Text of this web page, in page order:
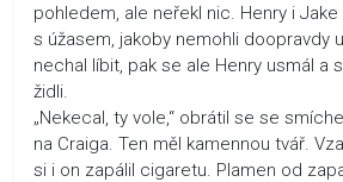
pohledem, ale neřekl nic. Henry i
s úžasem, jakoby nemohli doopravdy
nechal líbit, pak se ale Henry usmál a
židli.
„Nekecal, ty vole,“ obrátil se se
na Craiga. Ten měl kamennou tvář.
si i on zapálil cigaretu. Plamen od